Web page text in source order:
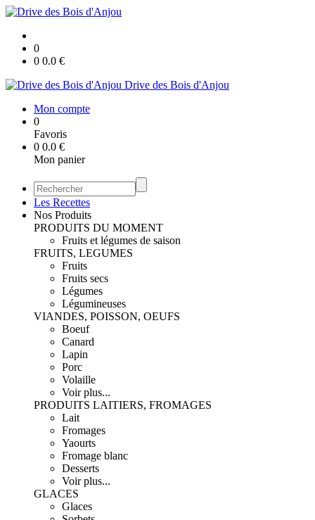
0
0 0.0 €
Drive des Bois d'Anjou
Mon compte
0
Favoris
0 0.0 €
Mon panier
Les Recettes
Nos Produits
PRODUITS DU MOMENT
Fruits et légumes de saison
FRUITS, LEGUMES
Fruits
Fruits secs
Légumes
Légumineuses
VIANDES, POISSON, OEUFS
Boeuf
Canard
Lapin
Porc
Volaille
Voir plus...
PRODUITS LAITIERS, FROMAGES
Lait
Fromages
Yaourts
Fromage blanc
Desserts
Voir plus...
GLACES
Glaces